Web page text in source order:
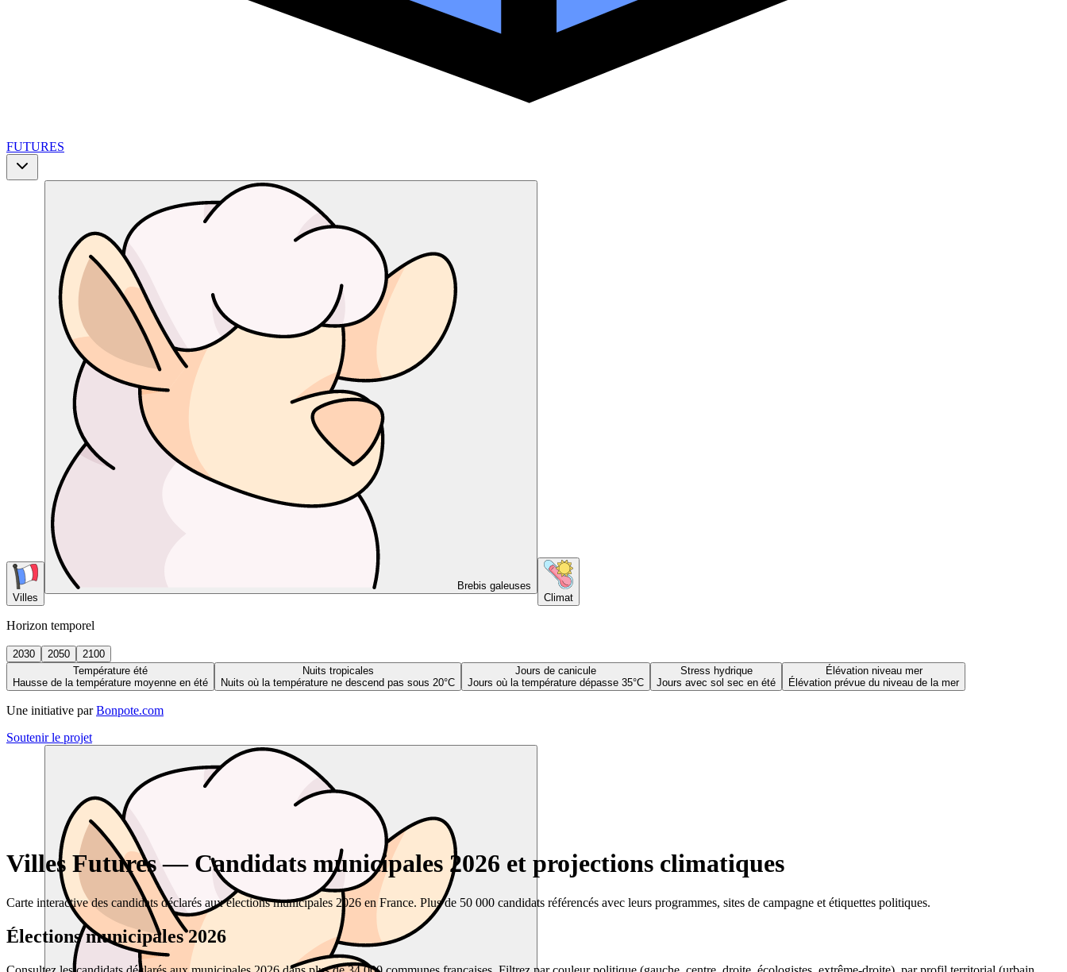
FUTURES
Villes
Brebis galeuses
Climat
Horizon temporel
2030 2050
2100
Température été
Hausse de la température moyenne en été
Nuits tropicales
Nuits où la température ne descend pas sous 20°C
Jours de canicule
Jours où la température dépasse 35°C
Stress hydrique
Jours avec sol sec en été
Élévation niveau mer
Élévation prévue du niveau de la mer
Une initiative par Bonpote.com
Soutenir le projet
Villes Futures — Candidats municipales 2026 et projections climatiques
Carte interactive des candidats déclarés aux élections municipales 2026 en France. Plus de 50 000 candidats référencés avec leurs programmes, sites de campagne et étiquettes politiques.
Élections municipales 2026